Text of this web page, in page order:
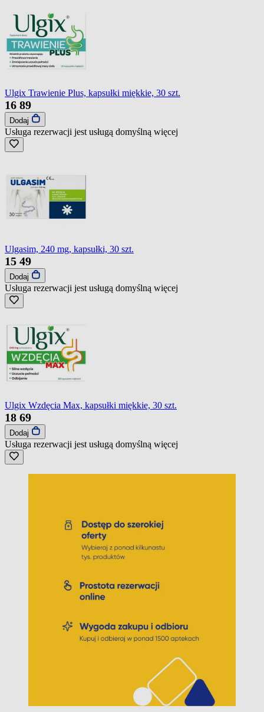
Ulgix Trawienie Plus, kapsułki miękkie, 30 szt.
16 89
Dodaj
Usługa rezerwacji jest usługą domyślną więcej
Ulgasim, 240 mg, kapsułki, 30 szt.
15 49
Dodaj
Usługa rezerwacji jest usługą domyślną więcej
Ulgix Wzdęcia Max, kapsułki miękkie, 30 szt.
18 69
Dodaj
Usługa rezerwacji jest usługą domyślną więcej